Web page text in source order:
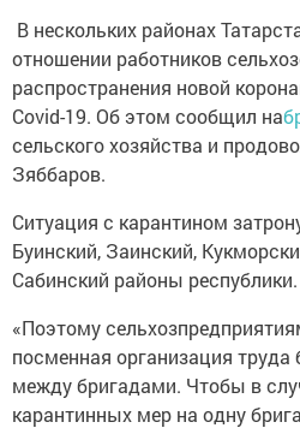
В нескольких районах
отношении работников
распространения новой
Covid-19. Об этом сообщил на
сельского хозяйства и
Зяббаров.
Ситуация с карантином
Буинский, Заинский,
Сабинский районы республики.
«Поэтому
посменная организация труда
между бригадами. Чтобы в
карантинных мер на одну